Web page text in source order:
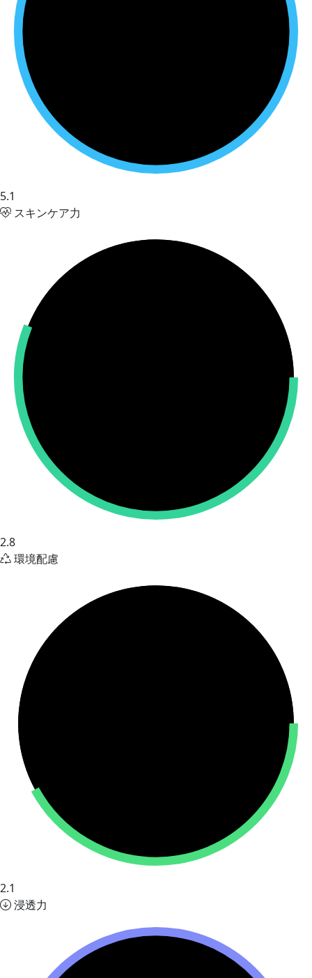
5.1
スキンケア力
2.8
環境配慮
2.1
浸透力